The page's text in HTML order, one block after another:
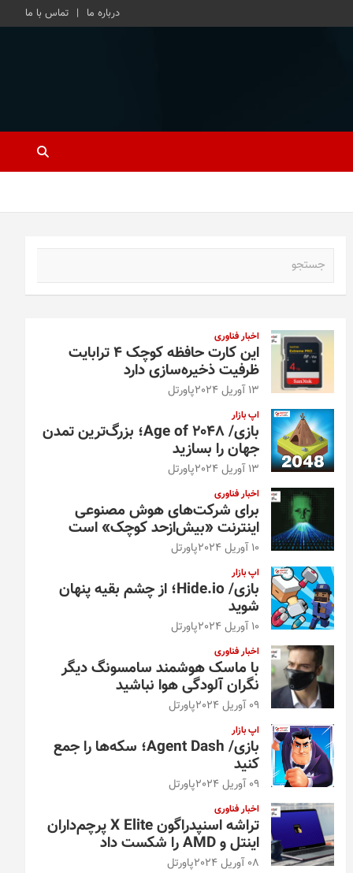
درباره ما تماس با ما
اخبار فناوری
این کارت حافظه کوچک ۴ ترابایت
ظرفیت ذخیره‌سازی دارد
13 آوریل 2024 پاورتل
اپ بازار
بازی/ Age of 2048؛ بزرگ‌ترین تمدن
جهان را بسازید
13 آوریل 2024 پاورتل
اخبار فناوری
برای شرکت‌های هوش مصنوعی
اینترنت «بیش‌از‌حد کوچک» است
10 آوریل 2024 پاورتل
اپ بازار
بازی/ Hide.io؛ از چشم بقیه پنهان
شوید
10 آوریل 2024 پاورتل
اخبار فناوری
با ماسک هوشمند سامسونگ دیگر
نگران آلودگی هوا نباشید
09 آوریل 2024 پاورتل
اپ بازار
بازی/ Agent Dash؛ سکه‌ها را جمع
کنید
09 آوریل 2024 پاورتل
اخبار فناوری
تراشه اسنپدراگون X Elite پرچم‌داران
اینتل و AMD را شکست داد
08 آوریل 2024 پاورتل